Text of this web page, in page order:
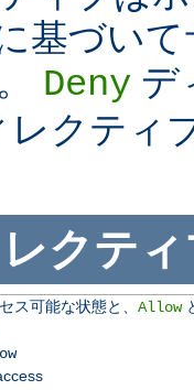
基づい
Deny デ
レクティ
クティ
ス可能な状態と、 Allow